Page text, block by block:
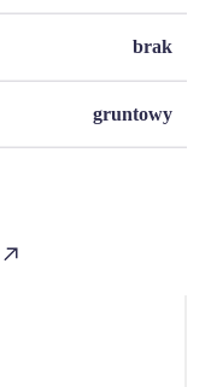
brak
gruntowy